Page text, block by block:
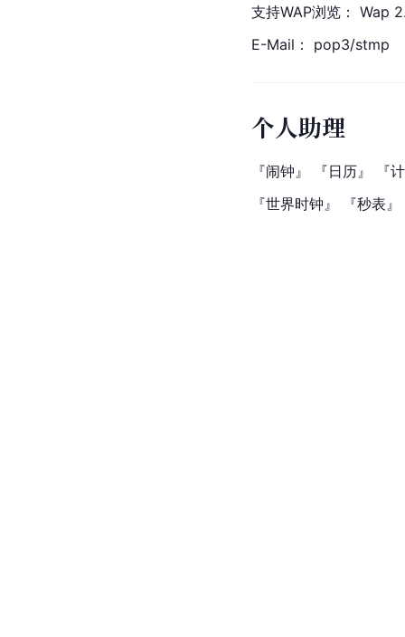
支持WAP浏览： Wap
E-Mail： pop3/stmp
个人助理
『闹钟』 『日历』 『
『世界时钟』 『秒表』